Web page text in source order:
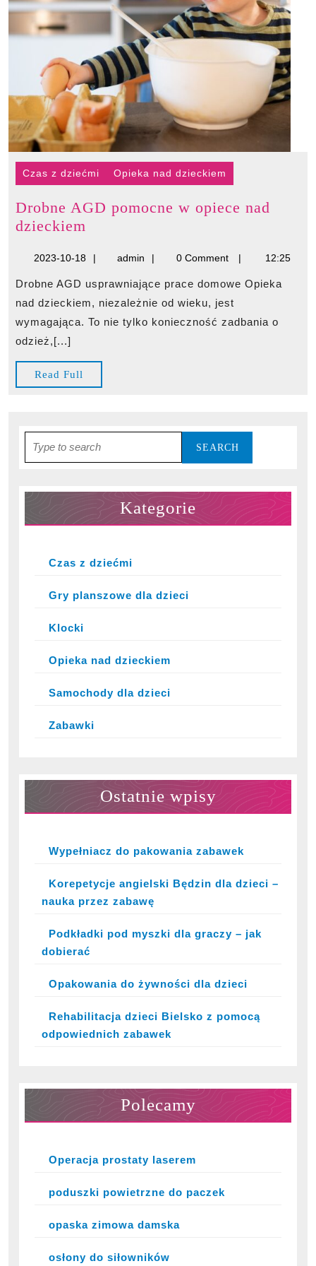
Czas z dziećmi Opieka nad dzieckiem
Drobne AGD pomocne w opiece nad
dzieckiem
pomocne
w
opiece
nad
2023-10-182023-
18
admin admin 0 Comment 12:25
Drobne AGD usprawniające prace domowe Opieka
nad dzieckiem, niezależnie od wieku, jest
wymagająca. To nie tylko konieczność zadbania o
odzież,[...]
Read Full
Full
for:
Kategorie
Czas z dziećmi
Gry planszowe dla dzieci
Klocki
Opieka nad dzieckiem
Samochody dla dzieci
Zabawki
Ostatnie wpisy
Wypełniacz do pakowania zabawek
Korepetycje angielski Będzin dla dzieci –
nauka przez zabawę
Podkładki pod myszki dla graczy – jak
dobierać
Opakowania do żywności dla dzieci
Rehabilitacja dzieci Bielsko z pomocą
odpowiednich zabawek
Polecamy
Operacja prostaty laserem
poduszki powietrzne do paczek
opaska zimowa damska
osłony do siłowników